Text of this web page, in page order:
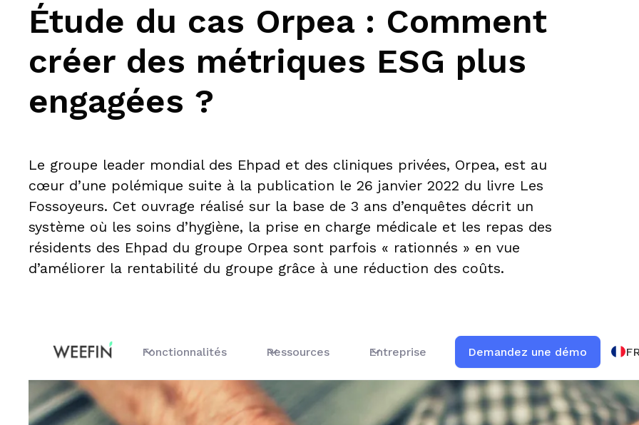
Étude du cas Orpea : Comment
créer des métriques ESG plus
engagées ?
Le groupe leader mondial des Ehpad et des cliniques privées, Orpea, est au
cœur d’une polémique suite à la publication le 26 janvier 2022 du livre Les
Fossoyeurs. Cet ouvrage réalisé sur la base de 3 ans d’enquêtes décrit un
système où les soins d’hygiène, la prise en charge médicale et les repas des
résidents des Ehpad du groupe Orpea sont parfois « rationnés » en vue
d’améliorer la rentabilité du groupe grâce à une réduction des coûts.
Fonctionnalités Ressources Entreprise Demandez une démo